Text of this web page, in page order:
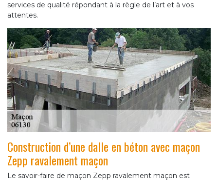
services de qualité répondant à la règle de l’art et à vos
attentes.
Construction d’une dalle en béton avec maçon
Zepp ravalement maçon
Le savoir-faire de maçon Zepp ravalement maçon est